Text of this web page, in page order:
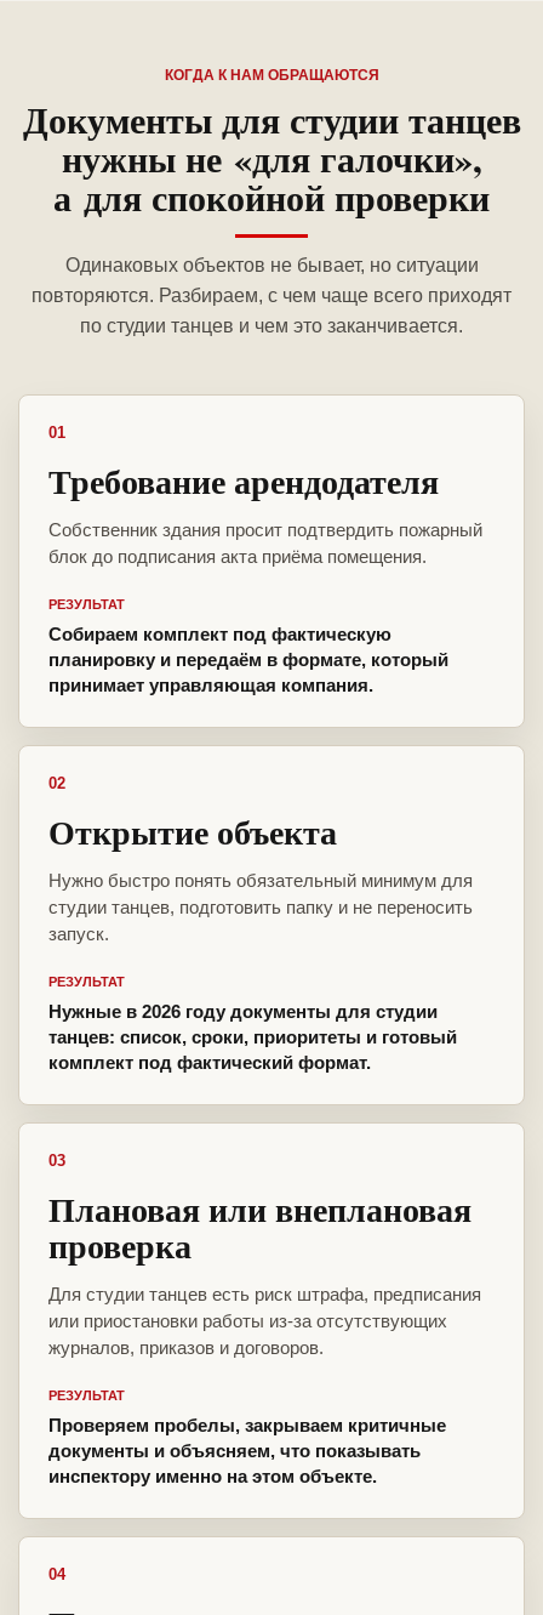
КОГДА К НАМ ОБРАЩАЮТСЯ
Документы для студии танцев
нужны не «для галочки»,
а для спокойной проверки
Одинаковых объектов не бывает, но ситуации
повторяются. Разбираем, с чем чаще всего приходят
по студии танцев и чем это заканчивается.
01
Требование арендодателя
Собственник здания просит подтвердить пожарный
блок до подписания акта приёма помещения.
РЕЗУЛЬТАТ
Собираем комплект под фактическую
планировку и передаём в формате, который
принимает управляющая компания.
02
Открытие объекта
Нужно быстро понять обязательный минимум для
студии танцев, подготовить папку и не переносить
запуск.
РЕЗУЛЬТАТ
Нужные в 2026 году документы для студии
танцев: список, сроки, приоритеты и готовый
комплект под фактический формат.
03
Плановая или внеплановая
проверка
Для студии танцев есть риск штрафа, предписания
или приостановки работы из-за отсутствующих
журналов, приказов и договоров.
РЕЗУЛЬТАТ
Проверяем пробелы, закрываем критичные
документы и объясняем, что показывать
инспектору именно на этом объекте.
04